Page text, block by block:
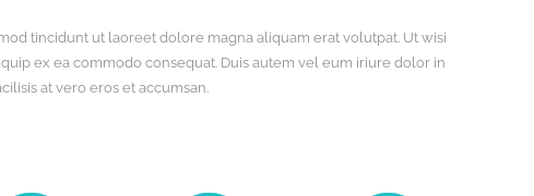
tincidunt ut laoreet dolore magna aliquam erat volutpat. Ut wisi
ex ea commodo consequat. Duis autem vel eum iriure dolor in
at vero eros et accumsan.